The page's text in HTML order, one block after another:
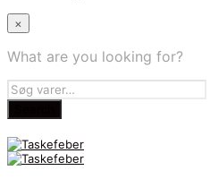
×
What are you looking for?